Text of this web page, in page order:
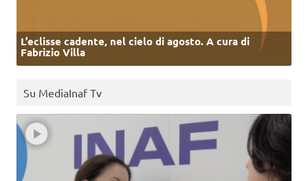
L’eclisse cadente, nel cielo di agosto. A cura di
Fabrizio Villa
Su MediaInaf Tv